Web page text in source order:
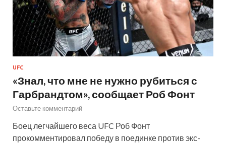
UFC
«Знал, что мне не нужно рубиться с
Гарбрандтом», сообщает Роб Фонт
Оставьте комментарий
Боец легчайшего веса UFC Роб Фонт
прокомментировал победу в поединке против экс-